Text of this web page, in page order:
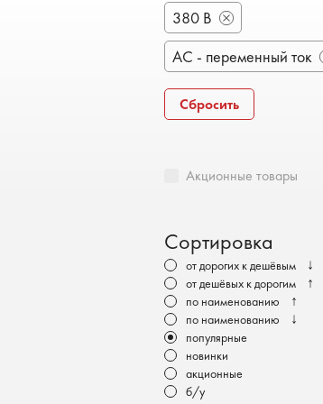
Электромобили
380 В
AC - переменный ток
Сбросить
Акционные товары
Сортировка
от дорогих к дешёвым ↓
от дешёвых к дорогим ↑
по наименованию ↑
по наименованию ↓
популярные
новинки
акционные
б/у